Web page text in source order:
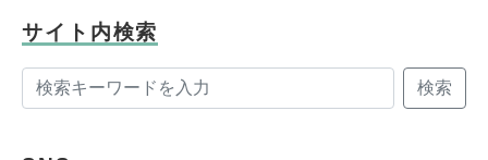
サイト内検索
検索